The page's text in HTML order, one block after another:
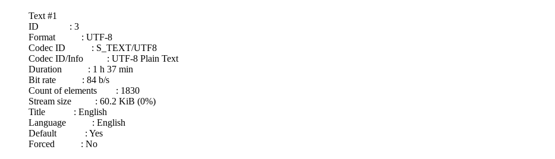
Text #1
ID : 3
Format : UTF-8
Codec ID : S_TEXT/UTF8
Codec ID/Info : UTF-8 Plain Text
Duration : 1 h 37 min
Bit rate : 84 b/s
Count of elements : 1830
Stream size : 60.2 KiB (0%)
Title : English
Language : English
Default : Yes
Forced : No